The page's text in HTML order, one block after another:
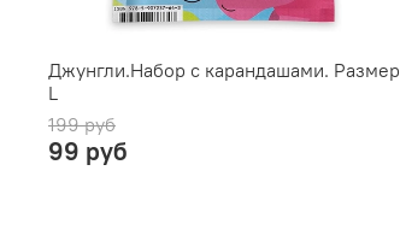
Джунгли.Набор с карандашами. Размер
L
199 руб
99 руб